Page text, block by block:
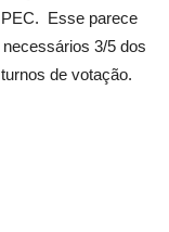
Esse parece
3/5 dos
de votação.